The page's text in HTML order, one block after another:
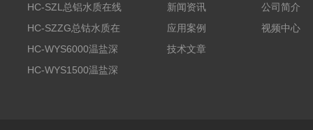
HC-SZL总铝水质在线
分析仪
HC-SZZG总钴水质在
线分析仪
HC-WYS6000温盐深
分析仪
HC-WYS1500温盐深
新闻资讯
应用案例
技术文章
公司简介
视频中心